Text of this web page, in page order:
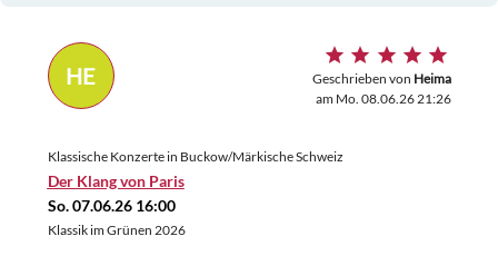
HE Geschrieben von Heima
am Mo. 08.06.26 21:26
Klassische Konzerte in Buckow/Märkische Schweiz
Der Klang von Paris
So. 07.06.26 16:00
Klassik im Grünen 2026